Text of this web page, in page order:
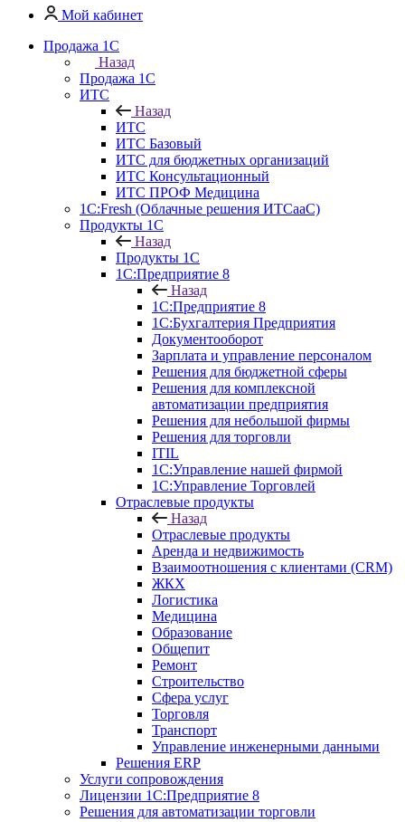
Мой кабинет
Продажа 1С
Назад
Продажа 1С
ИТС
Назад
ИТС
ИТС Базовый
ИТС для бюджетных организаций
ИТС Консультационный
ИТС ПРОФ Медицина
1C:Fresh (Облачные решения ИТСааС)
Продукты 1С
Назад
Продукты 1С
1С:Предприятие 8
Назад
1С:Предприятие 8
1С:Бухгалтерия Предприятия
Документооборот
Зарплата и управление персоналом
Решения для бюджетной сферы
Решения для комплексной
автоматизации предприятия
Решения для небольшой фирмы
Решения для торговли
ITIL
1С:Управление нашей фирмой
1С:Управление Торговлей
Отраслевые продукты
Назад
Отраслевые продукты
Аренда и недвижимость
Взаимоотношения с клиентами (CRM)
ЖКХ
Логистика
Медицина
Образование
Общепит
Ремонт
Строительство
Сфера услуг
Торговля
Транспорт
Управление инженерными данными
Решения ERP
Услуги сопровождения
Лицензии 1С:Предприятие 8
Решения для автоматизации торговли